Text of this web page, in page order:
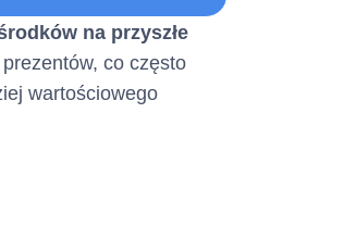
Formularz Informacyjny
na przyszłe
co często
wartościowego